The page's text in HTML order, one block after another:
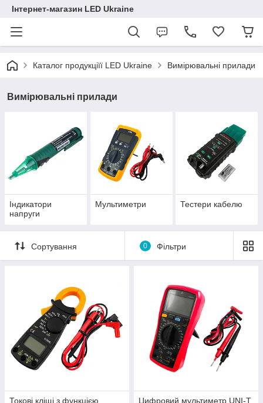
Інтернет-магазин LED Ukraine
Каталог продукціїї LED Ukraine Вимірювальні прилади
Вимірювальні прилади
Індикатори
напруги
Мультиметри Тестери кабелю
Сортування 0 Фільтри
Токові кліщі з функцією
Цифровий мультиметр UNI-T